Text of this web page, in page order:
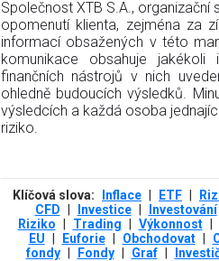
Společnost XTB S.A.,
opomenutí klienta, zejména za
informací obsažených v této
komunikace obsahuje
finančních nástrojů v nich
ohledně budoucích výsledků.
výsledcích a každá osoba
riziko.
Klíčová slova: Inflace | ETF |
CFD | Investice | Investování
Riziko | Trading | Výkonnost |
EU | Euforie | Obchodovat |
fondy | Fondy | Graf |